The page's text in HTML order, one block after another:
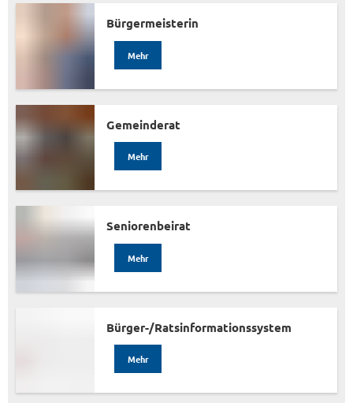
Bürgermeisterin
Mehr
Gemeinderat
Mehr
Seniorenbeirat
Mehr
Bürger-/Ratsinformationssystem
Mehr